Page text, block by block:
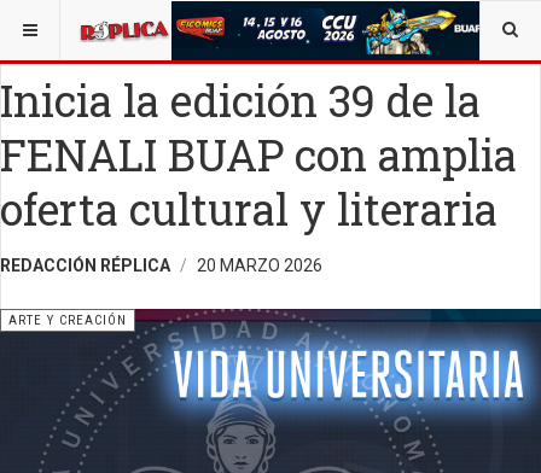
ESTÁ AQUÍ: ARTE
Inicia la edición 39 de la
FENALI BUAP con amplia
oferta cultural y literaria
REDACCIÓN RÉPLICA 20 MARZO 2026
ARTE Y CREACIÓN